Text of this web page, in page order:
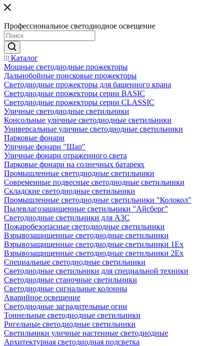
Профессиональное светодиодное освещение
Каталог
Мощные светодиодные прожекторы
Дальнобойные поисковые прожекторы
Светодиодные прожекторы для башенного крана
Светодиодные прожекторы серии BASIC
Светодиодные прожекторы серии CLASSIC
Уличные светодиодные светильники
Консольные уличные светодиодные светильники
Универсальные уличные светодиодные светильники
Парковые фонари
Уличные фонари "Шар"
Уличные фонари отраженного света
Парковые фонари на солнечных батареях
Промышленные светодиодные светильники
Современные подвесные светодиодные светильники
Складские светодиодные светильники
Промышленные светодиодные светильники "Колокол"
Пылевлагозащищенные светильники "Айсберг"
Светодиодные светильники для АЗС
Пожаробезопасные светодиодные светильники
Взрывозащищенные светодиодные светильники
Взрывозащищенные светодиодные светильники 1Ex
Взрывозащищенные светодиодные светильники 2Ex
Специальные светодиодные светильники
Светодиодные светильники для специальной техники
Светодиодные станочные светильники
Светодиодные сигнальные колонны
Аварийное освещение
Светодиодные заградительные огни
Тоннельные светодиодные светильники
Ригельные светодиодные светильники
Светильники уличные настенные светодиодные
Архитектурная светодиодная подсветка